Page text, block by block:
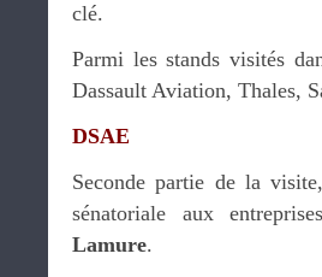
clé.
Parmi les stands visités
Dassault Aviation, Thales,
DSAE
Seconde partie de la
sénatoriale aux
Lamure.